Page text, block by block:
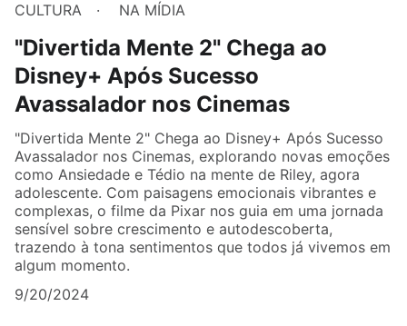
CULTURA NA MÍDIA
"Divertida Mente 2" Chega ao
Disney+ Após Sucesso
Avassalador nos Cinemas
"Divertida Mente 2" Chega ao Disney+ Após Sucesso
Avassalador nos Cinemas, explorando novas emoções
como Ansiedade e Tédio na mente de Riley, agora
adolescente. Com paisagens emocionais vibrantes e
complexas, o filme da Pixar nos guia em uma jornada
sensível sobre crescimento e autodescoberta,
trazendo à tona sentimentos que todos já vivemos em
algum momento.
9/20/2024